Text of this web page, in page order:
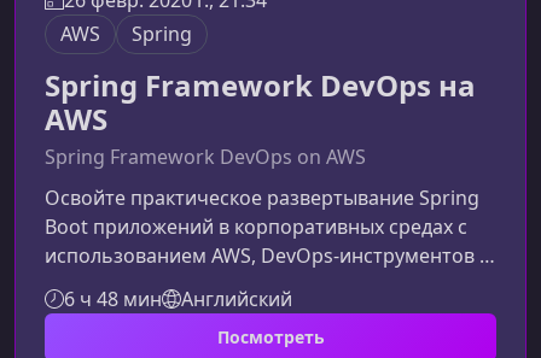
AWS
Spring
Spring Framework DevOps на
AWS
Spring Framework DevOps on AWS
Освойте практическое развертывание Spring
Boot приложений в корпоративных средах с
использованием AWS, DevOps‑инструментов и
возможностей Spring IoC. Курс поможет вам
понять, как создавать гибкие конфигурации,
автоматизировать релизы и работать с
6 ч 48 мин Английский
Посмотреть